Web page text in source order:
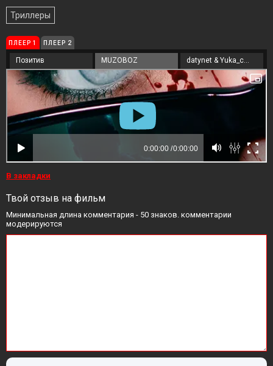
Триллеры
ПЛЕЕР 1 ПЛЕЕР 2
Позитив MUZOBOZ datynet & Yuka_chan
В закладки
Твой отзыв на фильм
Минимальная длина комментария - 50 знаков. комментарии
модерируются